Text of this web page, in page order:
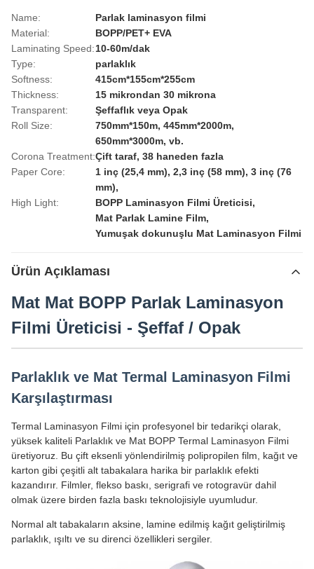
Name:
Parlak laminasyon filmi
Material:
BOPP/PET+ EVA
Laminating Speed:10-60m/dak
Type:
parlaklık
Softness:
415cm*155cm*255cm
Thickness:
15 mikrondan 30 mikrona
Transparent:
Şeffaflık veya Opak
Roll Size:
750mm*150m, 445mm*2000m,
650mm*3000m, vb.
Corona Treatment:Çift taraf, 38 haneden fazla
Paper Core:
1 inç (25,4 mm), 2,3 inç (58 mm), 3 inç (76
mm),
High Light:
BOPP Laminasyon Filmi Üreticisi,
Mat Parlak Lamine Film,
Yumuşak dokunuşlu Mat Laminasyon Filmi
Ürün Açıklaması
Mat Mat BOPP Parlak Laminasyon
Filmi Üreticisi - Şeffaf / Opak
Parlaklık ve Mat Termal Laminasyon Filmi
Karşılaştırması
Termal Laminasyon Filmi için profesyonel bir tedarikçi olarak,
yüksek kaliteli Parlaklık ve Mat BOPP Termal Laminasyon Filmi
üretiyoruz. Bu çift eksenli yönlendirilmiş polipropilen film, kağıt ve
karton gibi çeşitli alt tabakalara harika bir parlaklık efekti
kazandırır. Filmler, flekso baskı, serigrafi ve rotogravür dahil
olmak üzere birden fazla baskı teknolojisiyle uyumludur.
Normal alt tabakaların aksine, lamine edilmiş kağıt geliştirilmiş
parlaklık, ışıltı ve su direnci özellikleri sergiler.